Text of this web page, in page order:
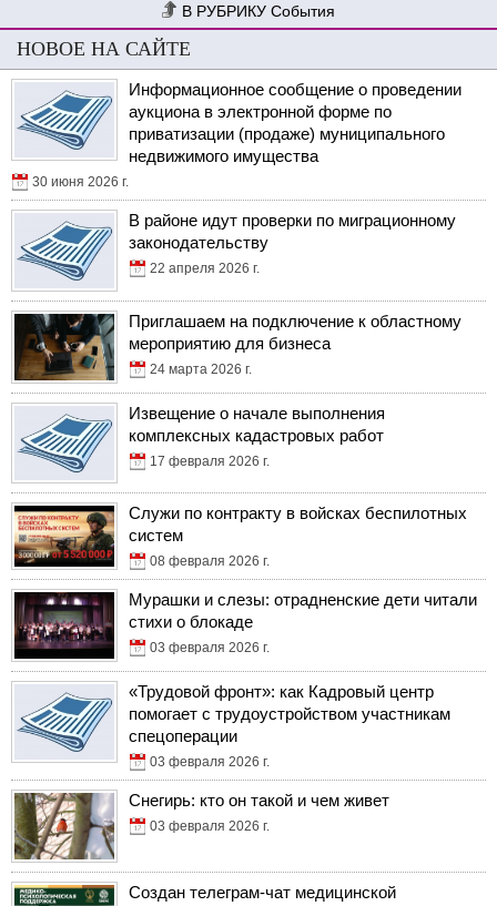
События
НОВОЕ НА САЙТЕ
Информационное сообщение о проведении
аукциона в электронной форме по
приватизации (продаже) муниципального
недвижимого имущества
30 июня 2026 г.
В районе идут проверки по миграционному
законодательству
22 апреля 2026 г.
Приглашаем на подключение к областному
мероприятию для бизнеса
24 марта 2026 г.
Извещение о начале выполнения
комплексных кадастровых работ
17 февраля 2026 г.
Служи по контракту в войсках беспилотных
систем
08 февраля 2026 г.
Мурашки и слезы: отрадненские дети читали
стихи о блокаде
03 февраля 2026 г.
«Трудовой фронт»: как Кадровый центр
помогает с трудоустройством участникам
спецоперации
03 февраля 2026 г.
Снегирь: кто он такой и чем живет
03 февраля 2026 г.
Создан телеграм-чат медицинской